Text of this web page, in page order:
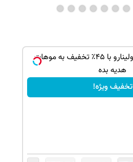
شامپو جلبک اسپیرولینارو با ۴۵٪ تخفیف به موهات
هدیه بده
تخفیف ویژه!